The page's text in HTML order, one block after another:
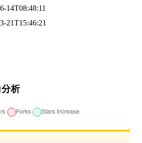
14T08:48:11
21T15:46:21
析